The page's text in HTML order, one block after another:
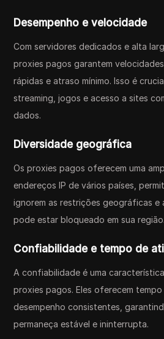
Desempenho e velocidade
Com servidores dedicados e alta
proxies pagos garantem
rápidas e atraso mínimo. Isso é
streaming, jogos e acesso a sites
dados.
Diversidade geográfica
Os proxies pagos oferecem uma
endereços IP de vários países,
ignorem as restrições geográficas e
pode estar bloqueado em sua região.
Confiabilidade e tempo de
A confiabilidade é uma
proxies pagos. Eles oferecem
desempenho consistentes,
permaneça estável e ininterrupta.